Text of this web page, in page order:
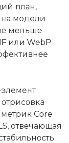
план,
на модели
меньше
или WebP
элемент
Core
отвечающая